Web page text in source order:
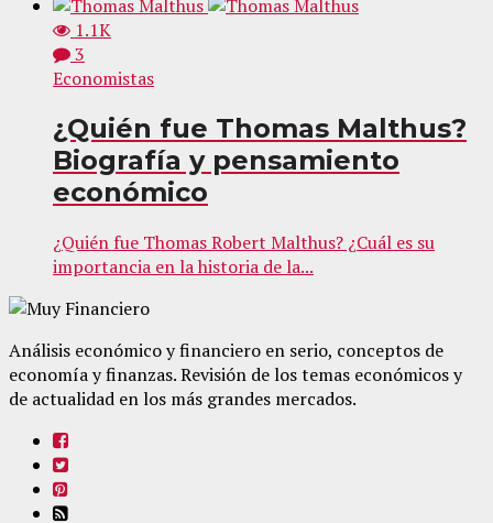
1.1K
3
Economistas
¿Quién fue Thomas Malthus?
Biografía y pensamiento
económico
¿Quién fue Thomas Robert Malthus? ¿Cuál es su
importancia en la historia de la...
Análisis económico y financiero en serio, conceptos de
economía y finanzas. Revisión de los temas económicos y
de actualidad en los más grandes mercados.